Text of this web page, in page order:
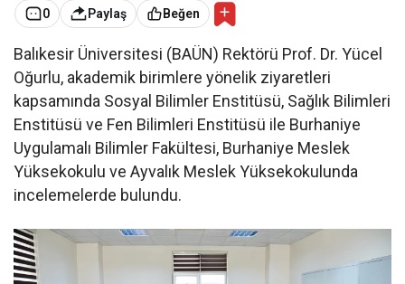
0 Paylaş Beğen
Balıkesir Üniversitesi (BAÜN) Rektörü Prof. Dr. Yücel
Oğurlu, akademik birimlere yönelik ziyaretleri
kapsamında Sosyal Bilimler Enstitüsü, Sağlık Bilimleri
Enstitüsü ve Fen Bilimleri Enstitüsü ile Burhaniye
Uygulamalı Bilimler Fakültesi, Burhaniye Meslek
Yüksekokulu ve Ayvalık Meslek Yüksekokulunda
incelemelerde bulundu.